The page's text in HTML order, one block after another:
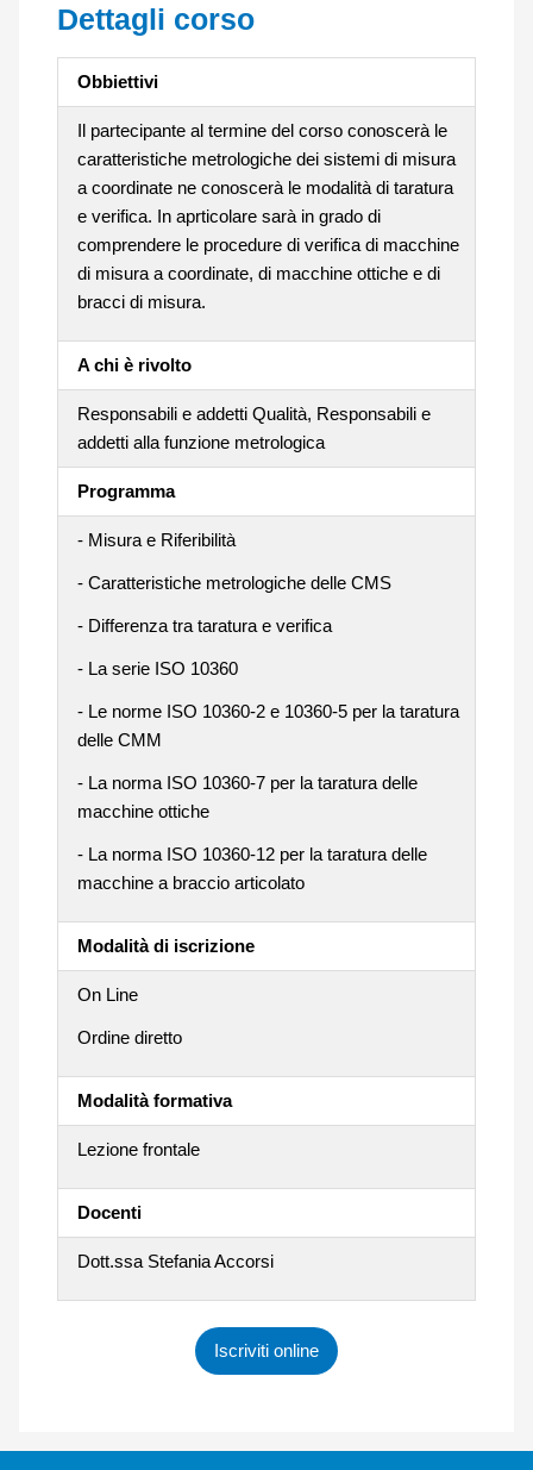
Dettagli corso
Obbiettivi
Il partecipante al termine del corso conoscerà le
caratteristiche metrologiche dei sistemi di misura
a coordinate ne conoscerà le modalità di taratura
e verifica. In aprticolare sarà in grado di
comprendere le procedure di verifica di macchine
di misura a coordinate, di macchine ottiche e di
bracci di misura.
A chi è rivolto
Responsabili e addetti Qualità, Responsabili e
addetti alla funzione metrologica
Programma
- Misura e Riferibilità
- Caratteristiche metrologiche delle CMS
- Differenza tra taratura e verifica
- La serie ISO 10360
- Le norme ISO 10360-2 e 10360-5 per la taratura
delle CMM
- La norma ISO 10360-7 per la taratura delle
macchine ottiche
- La norma ISO 10360-12 per la taratura delle
macchine a braccio articolato
Modalità di iscrizione
On Line
Ordine diretto
Modalità formativa
Lezione frontale
Docenti
Dott.ssa Stefania Accorsi
Iscriviti online